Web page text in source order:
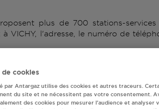
plus de 700 stations-
VICHY, l'adresse, le numéro de
LAGARDE GRAMONT VICHY
de cookies
par Antargaz utilise des cookies et autres traceurs.
du site et ne nécessitent pas votre consentement.
des cookies pour mesurer l’audience et